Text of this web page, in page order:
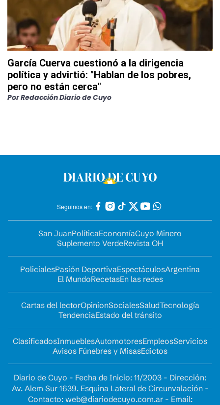
García Cuerva cuestionó a la dirigencia
política y advirtió: "Hablan de los pobres,
pero no están cerca"
PorRedacción Diario de Cuyo
Seguinos en:
San JuanPolíticaEconomíaCuyo Minero
Suplemento VerdeRevista OH
PolicialesPasión DeportivaEspectáculosArgentina
El MundoRecetasEn las redes
Cartas del lectorOpinionSocialesSaludTecnología
TendenciaEstado del tránsito
ClasificadosInmueblesAutomotoresEmpleosServicios
Avisos Fúnebres y MisasEdictos
Diario de Cuyo - Fecha de Inicio: 11/2003 - Dirección:
Av. Alem Sur 1639. Esquina Lateral de Circunvalación -
Contacto: web@diariodecuyo.com.ar- Email: